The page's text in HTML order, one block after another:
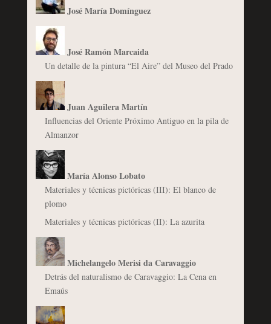
José María Domínguez
José Ramón Marcaida
Un detalle de la pintura “El Aire” del Museo del Prado
Juan Aguilera Martín
Influencias del Oriente Próximo Antiguo en la pila de
Almanzor
María Alonso Lobato
Materiales y técnicas pictóricas (III): El blanco de
plomo
Materiales y técnicas pictóricas (II): La azurita
Michelangelo Merisi da Caravaggio
Detrás del naturalismo de Caravaggio: La Cena en
Emaús